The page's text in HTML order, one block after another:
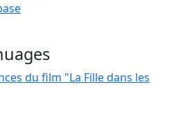
du film "La Fille dans les